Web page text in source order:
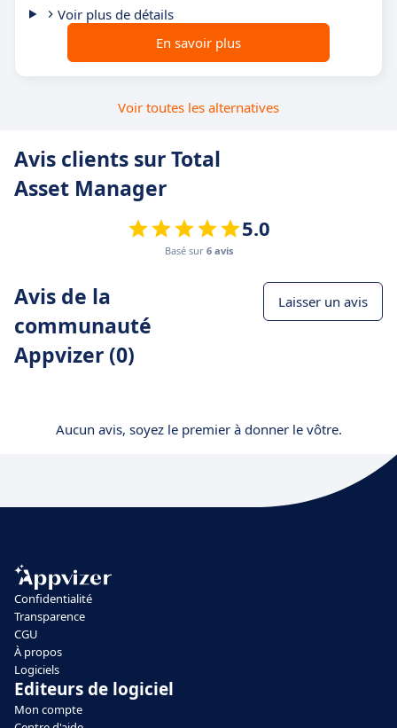
Voir plus de détails
En savoir plus
Voir toutes les alternatives
Avis clients sur Total
Asset Manager
5.0
Basé sur 6 avis
Avis de la
communauté
Appvizer (0)
Laisser un avis
Aucun avis, soyez le premier à donner le vôtre.
Confidentialité
Transparence
CGU
À propos
Logiciels
Editeurs de logiciel
Mon compte